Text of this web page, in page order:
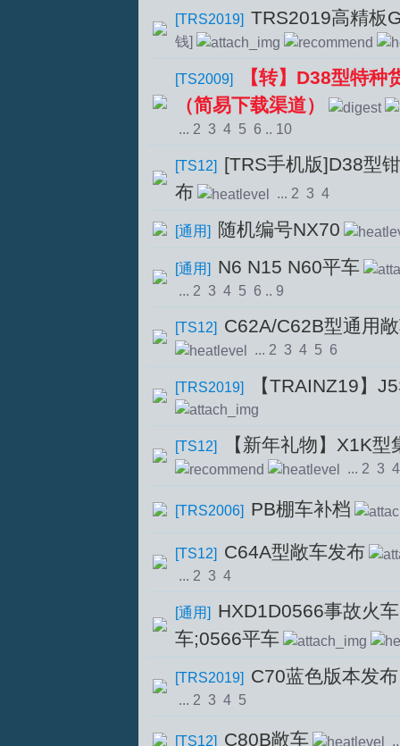
[TRS2019] TRS2019高精板
钱]
[TS2009]
【转】D38型特种
（简易下载渠道）
... 2 3 4 5 6 .. 10
[TS12]
[TRS手机版]D38型
布
... 2 3 4
[通用] 随机编号NX70
[通用] N6 N15 N60平车
... 2 3 4 5 6 .. 9
[TS12] C62A/C62B型通用
... 2 3 4 5 6
[TRS2019] 【TRAINZ19】
[TS12] 【新年礼物】X1K
... 2 3 4
[TRS2006] PB棚车补档
[TS12] C64A型敞车发布
... 2 3 4
[通用]
HXD1D0566事故火
车;0566平车
[TRS2019] C70蓝色版本发布
... 2 3 4 5
[TS12] C80B敞车